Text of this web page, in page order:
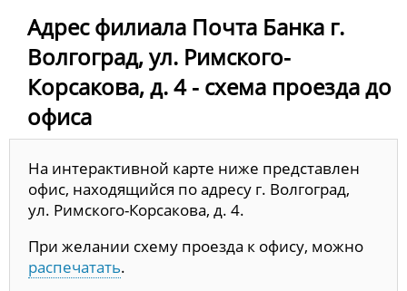
Адрес филиала Почта Банка г.
Волгоград, ул. Римского-
Корсакова, д. 4 - схема проезда до
офиса
На интерактивной карте ниже представлен
офис, находящийся по адресу г. Волгоград,
ул. Римского-Корсакова, д. 4.
При желании схему проезда к офису, можно
распечатать.